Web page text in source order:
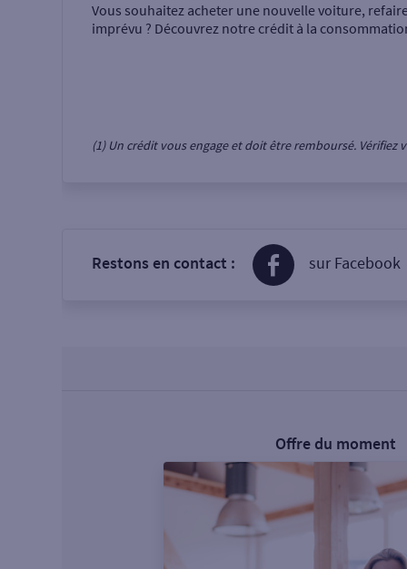
Vous souhaitez acheter une nouvelle voiture,
imprévu ? Découvrez notre crédit à la
(1) Un crédit vous engage et doit être remboursé.
Restons en contact : sur Facebook
Offre du moment